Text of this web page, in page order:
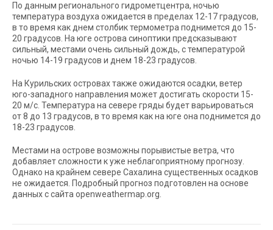
По данным регионального гидрометцентра, ночью
температура воздуха ожидается в пределах 12-17 градусов,
в то время как днем столбик термометра поднимется до 15-
20 градусов. На юге острова синоптики предсказывают
сильный, местами очень сильный дождь, с температурой
ночью 14-19 градусов и днем 18-23 градусов.
На Курильских островах также ожидаются осадки, ветер
юго-западного направления может достигать скорости 15-
20 м/с. Температура на севере гряды будет варьироваться
от 8 до 13 градусов, в то время как на юге она поднимется до
18-23 градусов.
Местами на острове возможны порывистые ветра, что
добавляет сложности к уже неблагоприятному прогнозу.
Однако на крайнем севере Сахалина существенных осадков
не ожидается. Подробный прогноз подготовлен на основе
данных с сайта openweathermap.org.